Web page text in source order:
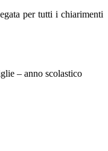
per tutti i chiarimenti
– anno scolastico